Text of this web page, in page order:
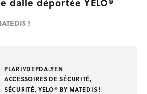
2-en-1 passerelle
mobiles
dalle déportée YELO®
!
PLARIVDEPDALYEN
ACCESSOIRES DE SÉCURITÉ,
SÉCURITÉ,YELO® BY MATEDIS !